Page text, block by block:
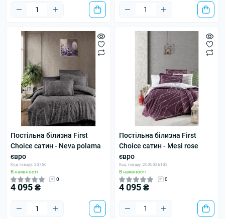
Постільна білизна First
Choice сатин - Neva polama
євро
Код товару: 20750
В наявності
0
4 095 ₴
Постільна білизна First
Choice сатин - Mesi rose
євро
Код товару: 2000026108
В наявності
0
4 095 ₴